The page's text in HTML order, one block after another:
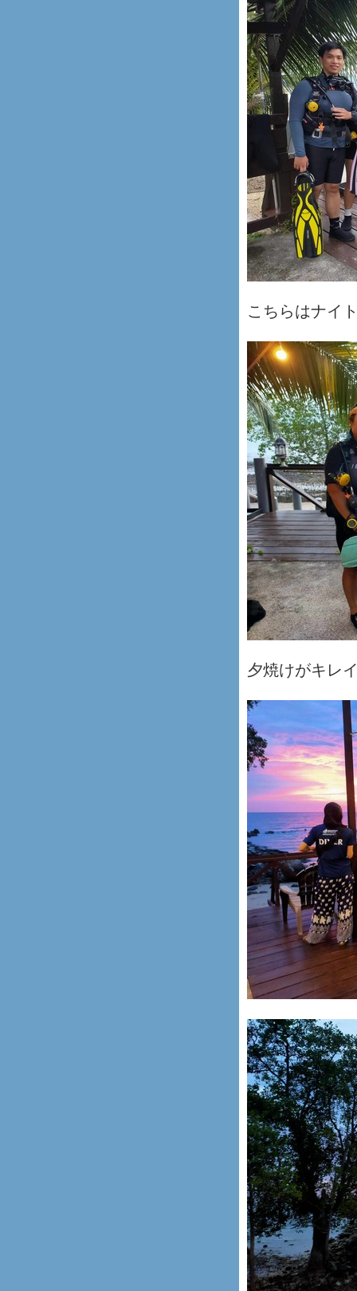
こちらはナイ
夕焼けがキレ